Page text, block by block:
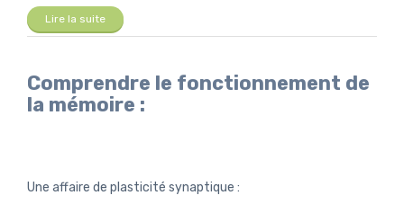
Lire la suite
Comprendre le fonctionnement de
la mémoire :
Une affaire de plasticité synaptique :